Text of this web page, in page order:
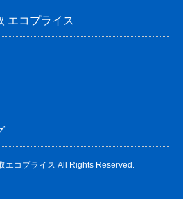
エコプライス
エコプライス All Rights Reserved.